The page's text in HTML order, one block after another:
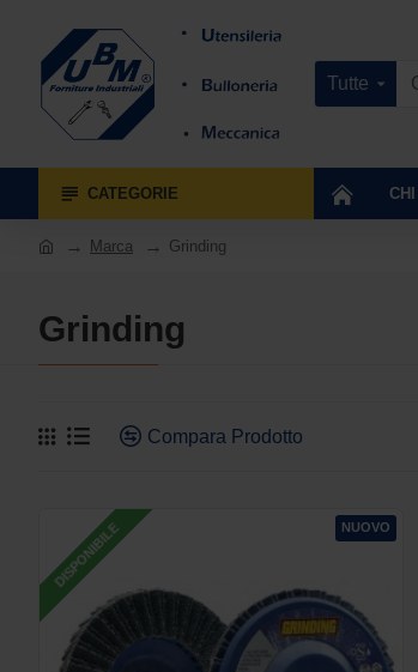
Tutte
CATEGORIE
Marca Grinding
Grinding
Compara Prodotto
NUOVO
DISPONIBILE